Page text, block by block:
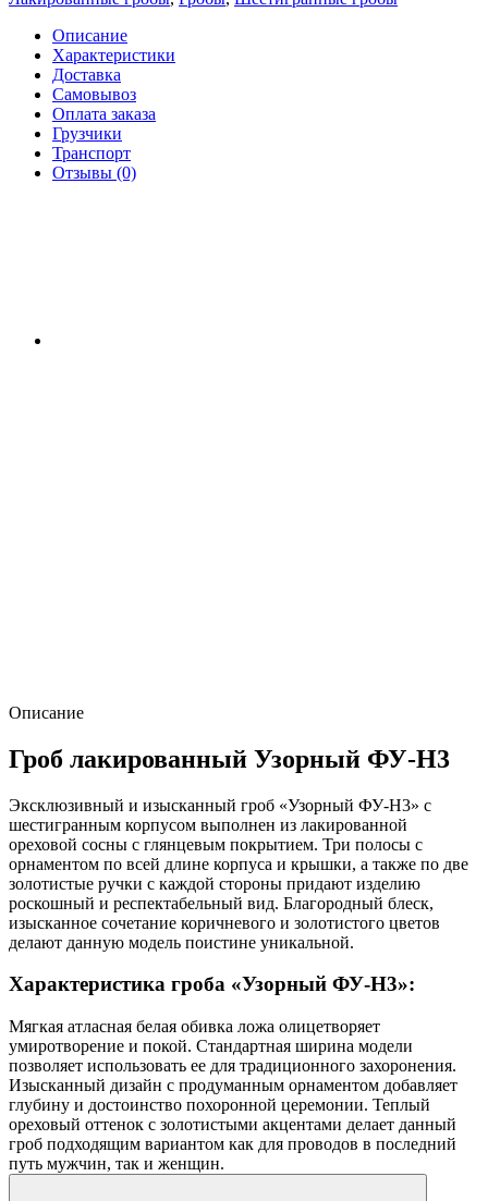
Описание
Характеристики
Доставка
Самовывоз
Оплата заказа
Грузчики
Транспорт
Отзывы (0)
Описание
Гроб лакированный Узорный ФУ-Н3
Эксклюзивный и изысканный гроб «Узорный ФУ-Н3» с
шестигранным корпусом выполнен из лакированной
ореховой сосны с глянцевым покрытием. Три полосы с
орнаментом по всей длине корпуса и крышки, а также по две
золотистые ручки с каждой стороны придают изделию
роскошный и респектабельный вид. Благородный блеск,
изысканное сочетание коричневого и золотистого цветов
делают данную модель поистине уникальной.
Характеристика гроба «Узорный ФУ-Н3»:
Мягкая атласная белая обивка ложа олицетворяет
умиротворение и покой. Стандартная ширина модели
позволяет использовать ее для традиционного захоронения.
Изысканный дизайн с продуманным орнаментом добавляет
глубину и достоинство похоронной церемонии. Теплый
ореховый оттенок с золотистыми акцентами делает данный
гроб подходящим вариантом как для проводов в последний
путь мужчин, так и женщин.